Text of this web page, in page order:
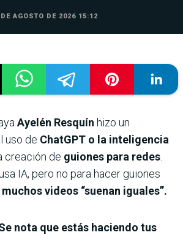
AGOSTO DE 2026 15:12
Ayelén Resquín hizo un
uso de ChatGPT o la inteligencia
creación de guiones para redes.
IA, pero no para hacer guiones
videos “suenan iguales”.
nota que estás haciendo tus